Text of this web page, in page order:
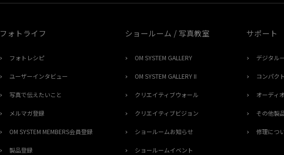
フォトライフ
フォトレシピ
ユーザーインタビュー
写真で伝えたいこと
メルマガ登録
OM SYSTEM MEMBERS会員登録
製品登録
ショールーム / 写真教室
OM SYSTEM GALLERY
OM SYSTEM GALLERY II
クリエイティブウォール
クリエイティブビジョン
ショールームお知らせ
ショールームイベント
サポート
デジタル
コンパク
オーディオ
その他製
修理につ